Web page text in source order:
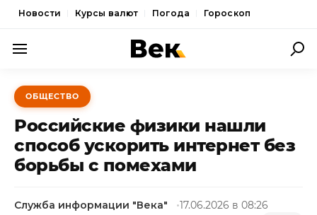
Новости Курсы валют Погода Гороскоп
ПОЛИТИКА
ЭКОНОМИКА
ОБЩЕСТВО
СПОРТ
ОБЩЕСТВО
Российские физики нашли
способ ускорить интернет без
борьбы с помехами
Служба информации "Века" 17.06.2026 в 08:26